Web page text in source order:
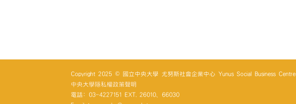
Copyright 2025 © 國立中央大學 尤努斯社會企業中心 Yunus Social Business Centre
中央大學隱私權政策聲明
電話: 03-4227151 EXT. 26010、66030